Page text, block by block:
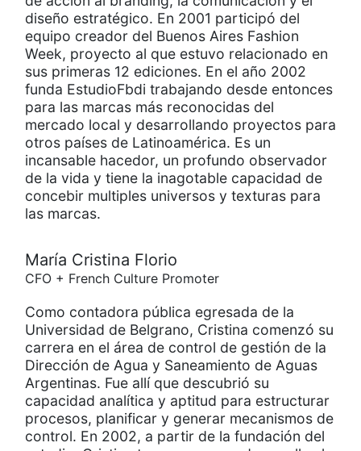
diseño estratégico. En 2001 participó del
equipo creador del Buenos Aires Fashion
Week, proyecto al que estuvo relacionado en
sus primeras 12 ediciones. En el año 2002
funda EstudioFbdi trabajando desde entonces
para las marcas más reconocidas del
mercado local y desarrollando proyectos para
otros países de Latinoamérica. Es un
incansable hacedor, un profundo observador
de la vida y tiene la inagotable capacidad de
concebir multiples universos y texturas para
las marcas.
María Cristina Florio
CFO + French Culture Promoter
Como contadora pública egresada de la
Universidad de Belgrano, Cristina comenzó su
carrera en el área de control de gestión de la
Dirección de Agua y Saneamiento de Aguas
Argentinas. Fue allí que descubrió su
capacidad analítica y aptitud para estructurar
procesos, planificar y generar mecanismos de
control. En 2002, a partir de la fundación del